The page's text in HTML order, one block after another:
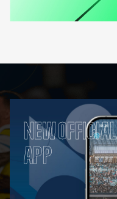
NEW OFFICIAL
APP